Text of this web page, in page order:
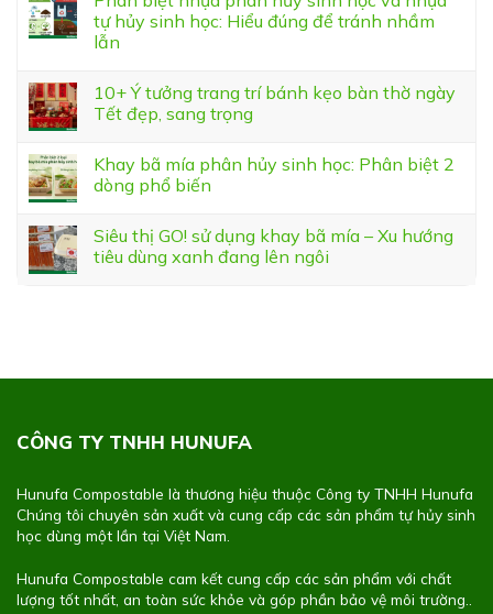
tự hủy sinh học: Hiểu đúng để tránh nhầm
lẫn
10+ Ý tưởng trang trí bánh kẹo bàn thờ ngày
Tết đẹp, sang trọng
Khay bã mía phân hủy sinh học: Phân biệt 2
dòng phổ biến
Siêu thị GO! sử dụng khay bã mía – Xu hướng
tiêu dùng xanh đang lên ngôi
CÔNG TY TNHH HUNUFA
Hunufa Compostable là thương hiệu thuộc Công ty TNHH Hunufa
Chúng tôi chuyên sản xuất và cung cấp các sản phẩm tự hủy sinh
học dùng một lần tại Việt Nam.
Hunufa Compostable cam kết cung cấp các sản phẩm với chất
lượng tốt nhất, an toàn sức khỏe và góp phần bảo vệ môi trường..